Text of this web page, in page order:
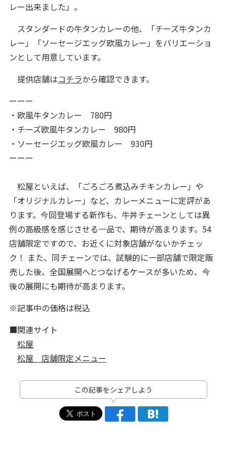
レー出来ました」。
スタンダードの牛タンカレーの他、「チーズ牛タンカ
レー」「ソーセージエッグ欧風カレー」をバリエーショ
ンとして用意しています。
提供店舗はコチラから確認できます。
ーーー
・欧風牛タンカレー 780円
・チーズ欧風牛タンカレー 980円
・ソーセージエッグ欧風カレー 930円
ーーー
松屋といえば、「ごろごろ煮込みチキンカレー」や
「オリジナルカレー」など、カレーメニューに定評があ
ります。今回登場する新作も、牛丼チェーンとしては異
例の高級感を感じさせる一品で、期待が高まります。54
店舗限定ですので、お近くに対象店舗がないかチェッ
ク！ また、同チェーンでは、試験的に一部店舗で限定販
売した後、全国展開へとつなげるケースが多いため、今
後の展開にも期待が高まります。
※記事中の価格は税込
■関連サイト
松屋
松屋 店舗限定メニュー
この記事をシェアしよう